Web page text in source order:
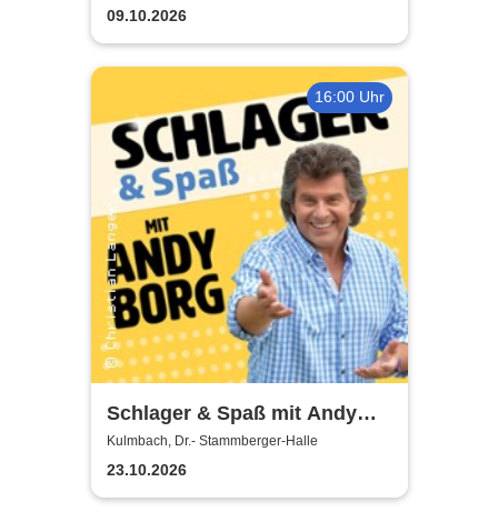
09.10.2026
16:00 Uhr
Schlager & Spaß mit Andy
Borg und Gästen
Kulmbach, Dr.- Stammberger-Halle
23.10.2026